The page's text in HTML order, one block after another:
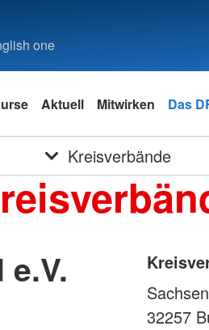
one
Aktuell Mitwirken Das
Kreisverbände
32257